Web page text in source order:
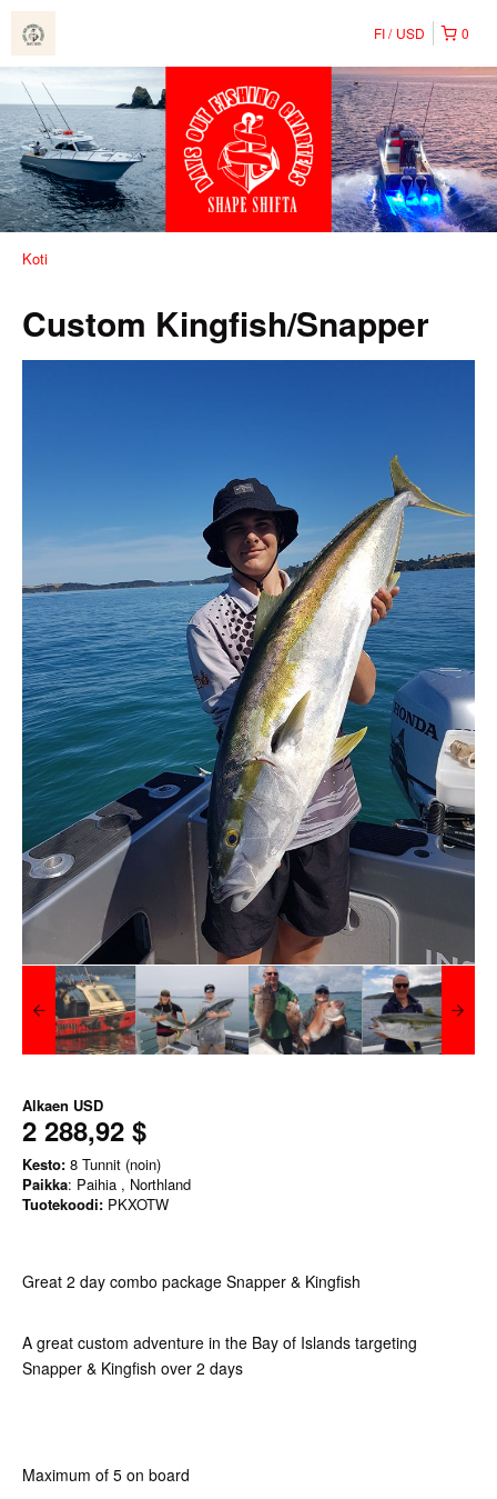
0
FI USD
Koti
Custom Kingfish/Snapper
Alkaen USD
2 288,92 $
Kesto: 8 Tunnit (noin)
Paikka: Paihia , Northland
Tuotekoodi: PKXOTW
Great 2 day combo package Snapper & Kingfish
A great custom adventure in the Bay of Islands targeting
Snapper & Kingfish over 2 days
Maximum of 5 on board